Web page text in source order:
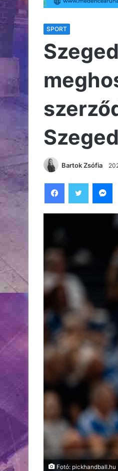
SPORT
Szeged
Bartok Zsófia
Fotó: pickhandball.hu